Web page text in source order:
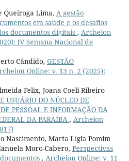
Queiroga Lima, A gestão
em saúde e os desafios
documentos digitais , Archeion
IV Semana Nacional de
Cândido, GESTÃO
Online: v. 13 n. 2 (2025):
Felix, Joana Coeli Ribeiro
USUÁRIO DO NÚCLEO DE
PESSOAL E INFORMAÇÃO DA
DA PARAÍBA , Archeion
Nascimento, Marta Lígia Pomim
Moro-Cabero, Perspectivas
, Archeion Online: v. 11